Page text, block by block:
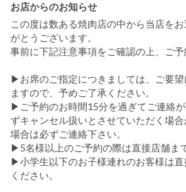
お店からのお知らせ
この度は数ある焼肉店の中から当店を
がとうございます。
事前に下記注意事項をご確認の上、ご予
▶お席のご指定につきましては、ご要
ますので、予めご了承ください。
▶ご予約のお時間15分を過ぎてご連絡
ずキャンセル扱いとさせていただく場
場合は必ずご連絡下さい。
▶5名様以上のご予約の際は直接店舗ま
▶小学生以下のお子様連れのお客様は
ください。